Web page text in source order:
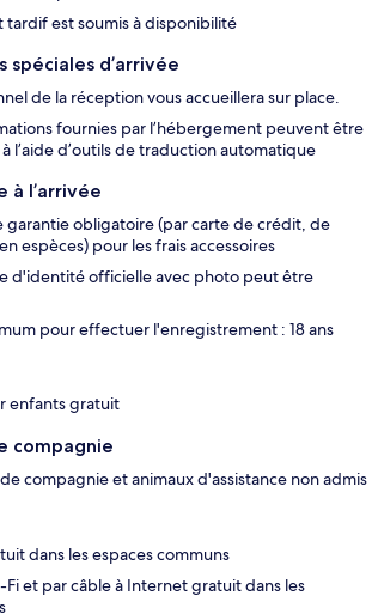
tardif est soumis à disponibilité
spéciales d’arrivée
de la réception vous accueillera sur place.
fournies par l’hébergement peuvent être
l’aide d’outils de traduction automatique
à l’arrivée
garantie obligatoire (par carte de crédit, de
espèces) pour les frais accessoires
d'identité officielle avec photo peut être
pour effectuer l'enregistrement : 18 ans
enfants gratuit
compagnie
compagnie et animaux d'assistance non admis
dans les espaces communs
Fi et par câble à Internet gratuit dans les